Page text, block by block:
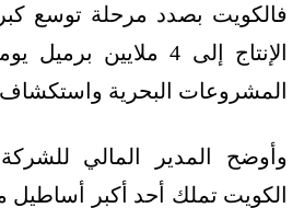
فالكويت بصدد مرحلة توسع
الإنتاج إلى 4 ملايين
المشروعات البحرية واستكشاف
وأوضح المدير المالي
الكويت تملك أحد أكبر أساطيل